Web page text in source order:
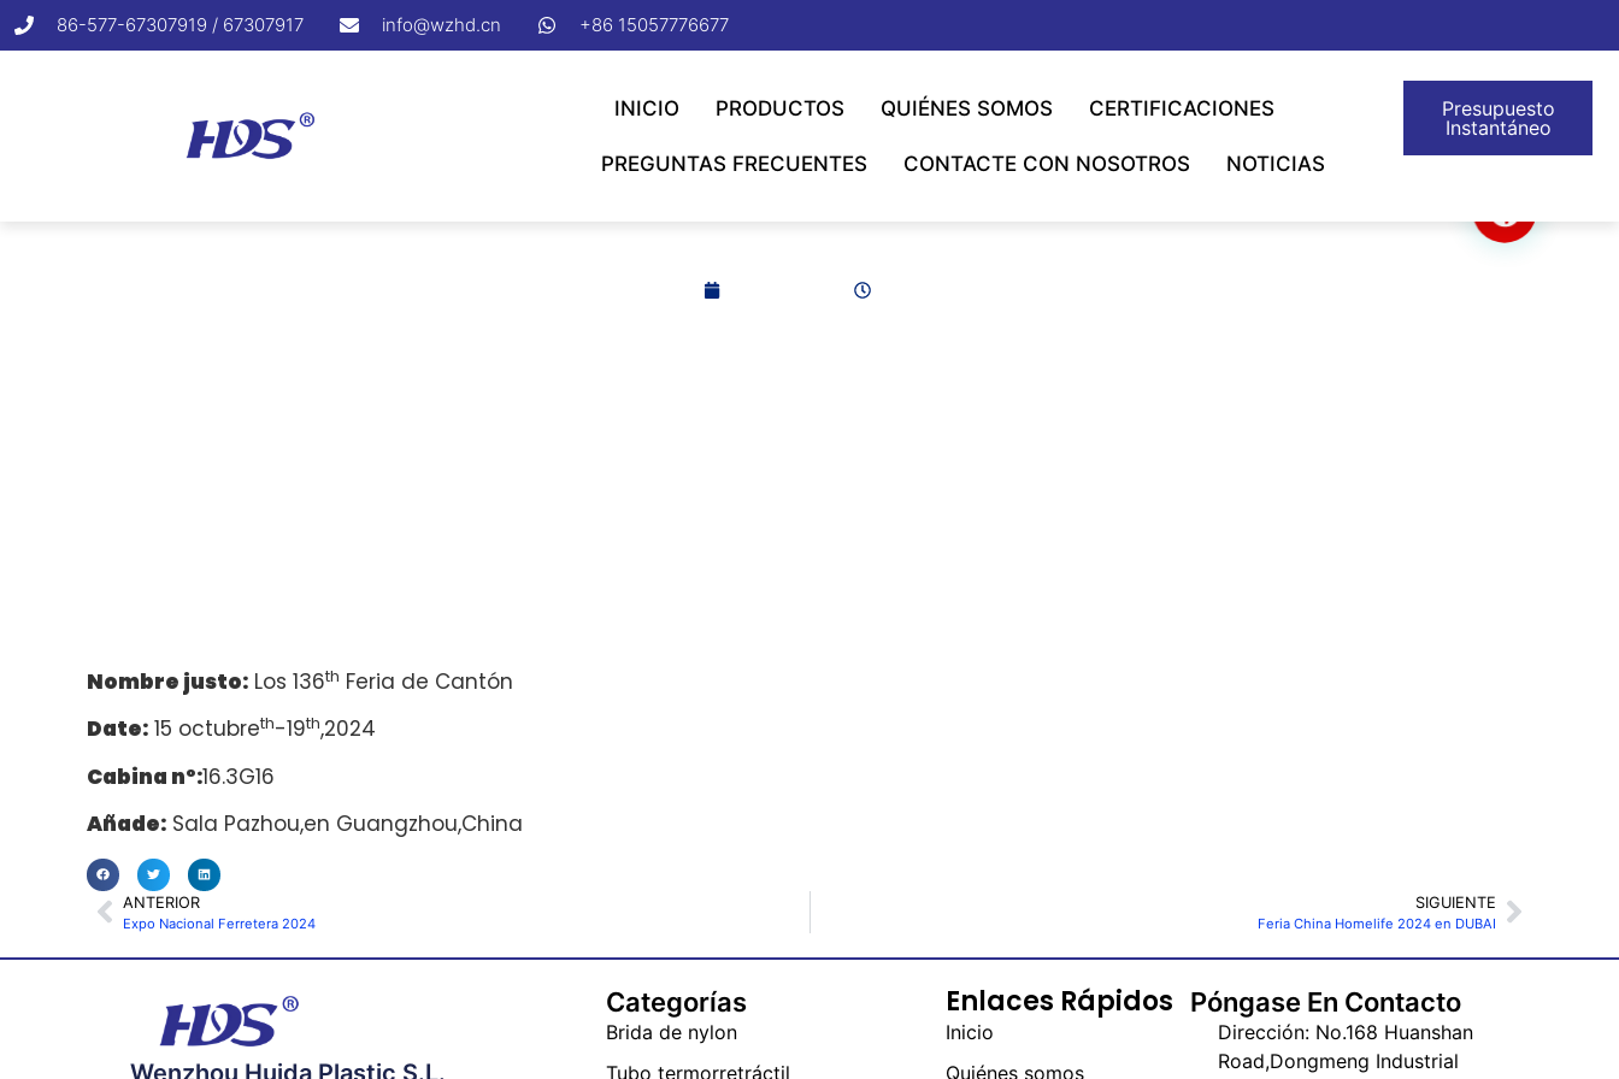
86-577-67307919 / 67307917 info@wzhd.cn +86 15057776677
INICIO PRODUCTOS QUIÉNES SOMOS CERTIFICACIONES
PREGUNTAS FRECUENTES CONTACTE CON NOSOTROS NOTICIAS
Presupuesto
Instantáneo
Nombre justo: Los 136th Feria de Cantón
Date: 15 octubreth-19th,2024
Cabina nº:16.3G16
Añade: Sala Pazhou,en Guangzhou,China
ANTERIOR
Expo Nacional Ferretera 2024
SIGUIENTE
Feria China Homelife 2024 en DUBAI
Wenzhou Huida Plastic S.L.
Categorías
Brida de nylon
Tubo termorretráctil
Enlaces Rápidos
Inicio
Quiénes somos
Póngase En Contacto
Dirección: No.168 Huanshan
Road,Dongmeng Industrial